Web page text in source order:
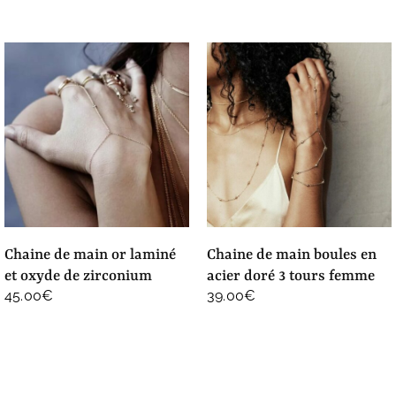
chaine de main or laminé
et oxyde de zirconium
45.00€
chaine de main boules en
acier doré 3 tours femme
39.00€